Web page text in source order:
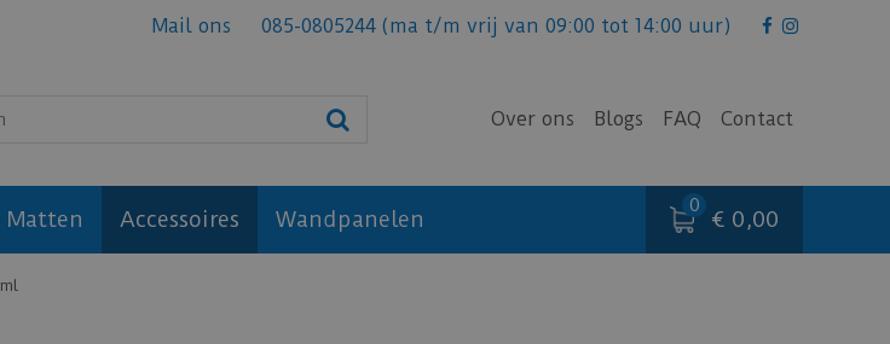
Mail ons 085-0805244 (ma t/m vrij van 09:00 tot 14:00 uur)
Over ons Blogs FAQ Contact
Matten Accessoires Wandpanelen € 0,00